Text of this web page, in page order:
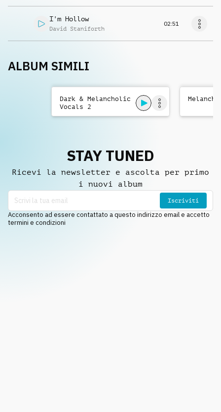
I'm Hollow
David Staniforth
02:51
ALBUM SIMILI
Dark & Melancholic
Vocals 2
STAY TUNED
Ricevi la newsletter e ascolta per primo
i nuovi album
Iscriviti
Acconsento ad essere contattato a questo indirizzo email e accetto
termini e condizioni